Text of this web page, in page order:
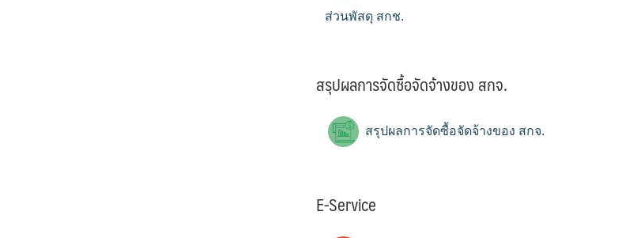
ส่วนพัสดุ สกช.
สรุปผลการจัดซื้อจัดจ้างของ สกจ.
สรุปผลการจัดซื้อจัดจ้างของ สกจ.
E-Service